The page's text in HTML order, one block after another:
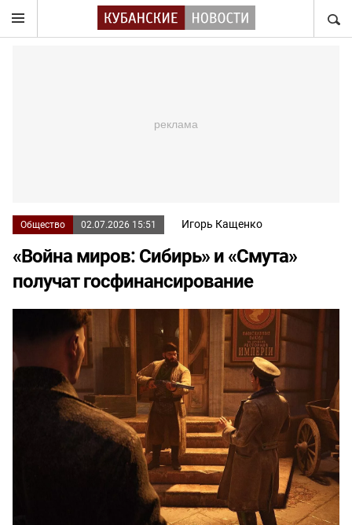
Общество 02.07.2026 15:51 Игорь Кащенко
«Война миров: Сибирь» и «Смута»
получат госфинансирование